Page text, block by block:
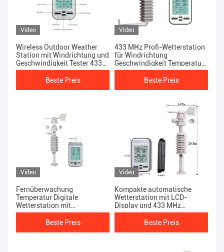
Video
Wireless Outdoor Weather
Station mit Windrichtung und
Geschwindigkeit Tester 433
Frequenz
Beste Preis
Video
433 MHz Profi-Wetterstation
für Windrichtung
Geschwindigkeit Temperatur
und Luftfeuchtigkeit
Beste Preis
Video
Fernüberwachung
Temperatur Digitale
Wetterstation mit
Windgeschwindigkeitsrichtungssensor
und Anemometer
Beste Preis
Video
Kompakte automatische
Wetterstation mit LCD-
Display und 433 MHz
Übertragungsfrequenz
Beste Preis